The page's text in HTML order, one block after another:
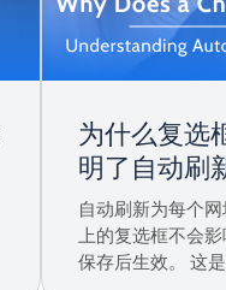
为什么复选
明了自动刷
自动刷新为每个
上的复选框不会
保存后生效。 这是